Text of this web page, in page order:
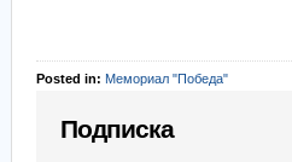
Posted in: Мемориал "Победа"
Подписка